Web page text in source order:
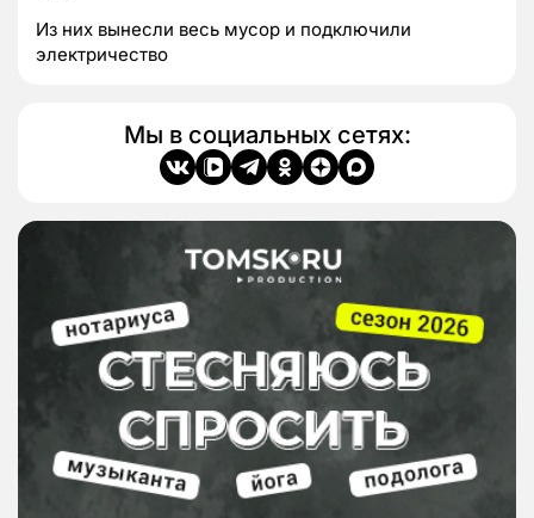
Из них вынесли весь мусор и подключили
электричество
Мы в социальных сетях: